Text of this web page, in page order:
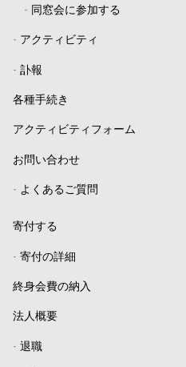
- 同窓会に参加する
- アクティビティ
- 訃報
各種手続き
アクティビティフォーム
お問い合わせ
- よくあるご質問
寄付する
- 寄付の詳細
終身会費の納入
法人概要
- 退職